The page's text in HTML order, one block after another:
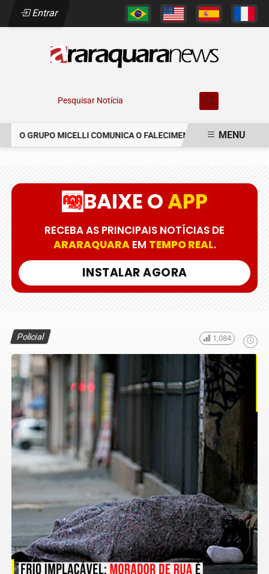
Entrar
Pesquisar Notícia
O GRUPO MICELLI COMUNICA O FALECIMENTO DO SR. MARCELO
MENU
BAIXE OAPP
RECEBA AS PRINCIPAIS NOTÍCIAS DE
ARARAQUARAEM TEMPO REAL.
INSTALAR AGORA
Policial 1,084